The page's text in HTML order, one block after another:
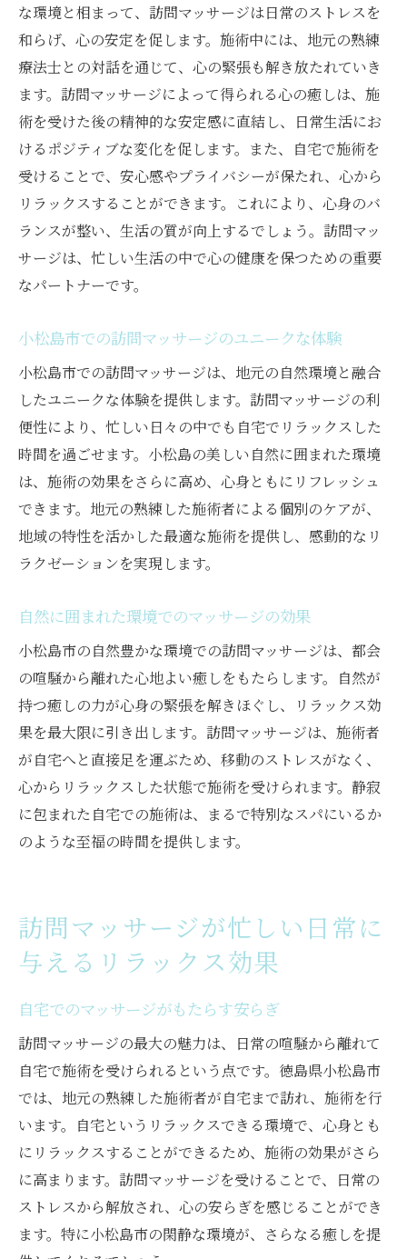
な環境と相まって、訪問マッサージは日常のストレスを
和らげ、心の安定を促します。施術中には、地元の熟練
療法士との対話を通じて、心の緊張も解き放たれていき
ます。訪問マッサージによって得られる心の癒しは、施
術を受けた後の精神的な安定感に直結し、日常生活にお
けるポジティブな変化を促します。また、自宅で施術を
受けることで、安心感やプライバシーが保たれ、心から
リラックスすることができます。これにより、心身のバ
ランスが整い、生活の質が向上するでしょう。訪問マッ
サージは、忙しい生活の中で心の健康を保つための重要
なパートナーです。
小松島市での訪問マッサージのユニークな体験
小松島市での訪問マッサージは、地元の自然環境と融合
したユニークな体験を提供します。訪問マッサージの利
便性により、忙しい日々の中でも自宅でリラックスした
時間を過ごせます。小松島の美しい自然に囲まれた環境
は、施術の効果をさらに高め、心身ともにリフレッシュ
できます。地元の熟練した施術者による個別のケアが、
地域の特性を活かした最適な施術を提供し、感動的なリ
ラクゼーションを実現します。
自然に囲まれた環境でのマッサージの効果
小松島市の自然豊かな環境での訪問マッサージは、都会
の喧騒から離れた心地よい癒しをもたらします。自然が
持つ癒しの力が心身の緊張を解きほぐし、リラックス効
果を最大限に引き出します。訪問マッサージは、施術者
が自宅へと直接足を運ぶため、移動のストレスがなく、
心からリラックスした状態で施術を受けられます。静寂
に包まれた自宅での施術は、まるで特別なスパにいるか
のような至福の時間を提供します。
訪問マッサージが忙しい日常に
与えるリラックス効果
自宅でのマッサージがもたらす安らぎ
訪問マッサージの最大の魅力は、日常の喧騒から離れて
自宅で施術を受けられるという点です。徳島県小松島市
では、地元の熟練した施術者が自宅まで訪れ、施術を行
います。自宅というリラックスできる環境で、心身とも
にリラックスすることができるため、施術の効果がさら
に高まります。訪問マッサージを受けることで、日常の
ストレスから解放され、心の安らぎを感じることができ
ます。特に小松島市の閑静な環境が、さらなる癒しを提